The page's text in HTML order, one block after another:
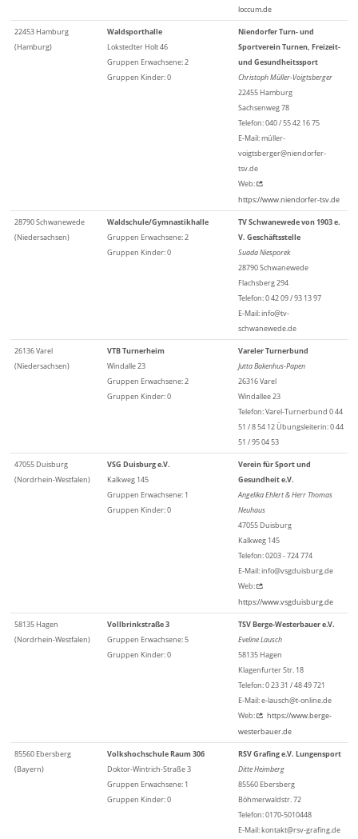
loccum.de
22453 Hamburg
(Hamburg)
Waldsporthalle
Lokstedter Holt 46
Gruppen Erwachsene: 2
Gruppen Kinder: 0
Niendorfer Turn- und
Sportverein Turnen, Freizeit-
und Gesundheitssport
Christoph Müller-Voigtsberger
22455 Hamburg
Sachsenweg 78
Telefon: 040 / 55 42 16 75
E-Mail: müller-
voigtsberger@niendorfer-
tsv.de
Web:
https://www.niendorfer-tsv.de
28790 Schwanewede
(Niedersachsen)
Waldschule/Gymnastikhalle
Gruppen Erwachsene: 2
Gruppen Kinder: 0
TV Schwanewede von 1903 e.
V. Geschäftsstelle
Suada Niesporek
28790 Schwanewede
Flachsberg 294
Telefon: 0 42 09 / 93 13 97
E-Mail: info@tv-
schwanewede.de
26136 Varel
(Niedersachsen)
VTB Turnerheim
Windalle 23
Gruppen Erwachsene: 2
Gruppen Kinder: 0
Vareler Turnerbund
Jutta Bakenhus-Papen
26316 Varel
Windallee 23
Telefon: Varel-Turnerbund 0 44
51 / 8 54 12 Übungsleiterin: 0 44
51 / 95 04 53
47055 Duisburg
(Nordrhein-Westfalen)
VSG Duisburg e.V.
Kalkweg 145
Gruppen Erwachsene: 1
Gruppen Kinder: 0
Verein für Sport und
Gesundheit e.V.
Angelika Ehlert & Herr Thomas
Neuhaus
47055 Duisburg
Kalkweg 145
Telefon: 0203 - 724 774
E-Mail: info@vsgduisburg.de
Web:
https://www.vsgduisburg.de
58135 Hagen
(Nordrhein-Westfalen)
Vollbrinkstraße 3
Gruppen Erwachsene: 5
Gruppen Kinder: 0
TSV Berge-Westerbauer e.V.
Eveline Lausch
58135 Hagen
Klagenfurter Str. 18
Telefon: 0 23 31 / 48 49 721
E-Mail: e-lausch@t-online.de
Web:
https://www.berge-
westerbauer.de
85560 Ebersberg
(Bayern)
Volkshochschule Raum 306
Doktor-Wintrich-Straße 3
Gruppen Erwachsene: 1
Gruppen Kinder: 0
RSV Grafing e.V. Lungensport
Ditte Heimberg
85560 Ebersberg
Böhmerwaldstr. 72
Telefon: 0170-5010448
E-Mail: kontakt@rsv-grafing.de